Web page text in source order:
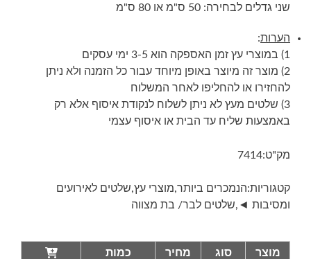
שני גדלים לבחירה: 50 ס"מ או 80 ס"מ
הערות:
1) במוצרי עץ זמן האספקה הוא 3-5 ימי עסקים
2) מוצר זה מיוצר באופן מיוחד עבור כל הזמנה ולא ניתן
להחזירו או להחליפו לאחר המשלוח
3) שלטים מעץ לא ניתן לשלוח לנקודת איסוף אלא רק
באמצעות שליח עד הבית או איסוף עצמי
מק"ט:7414
קטגוריות:הנמכרים ביותר,מוצרי עץ,שלטים לאירועים
ומסיבות ◄ ,שלטים לבר/ בת מצווה
מוצר סוג מחיר